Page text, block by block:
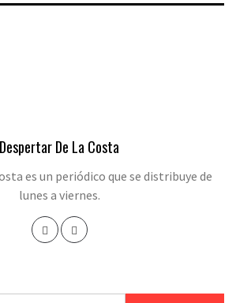
Despertar De La Costa
es un periódico que se distribuye de
lunes a viernes.